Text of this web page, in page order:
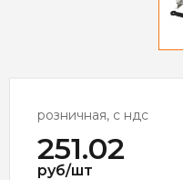
розничная, с ндс
251.02
руб/шт